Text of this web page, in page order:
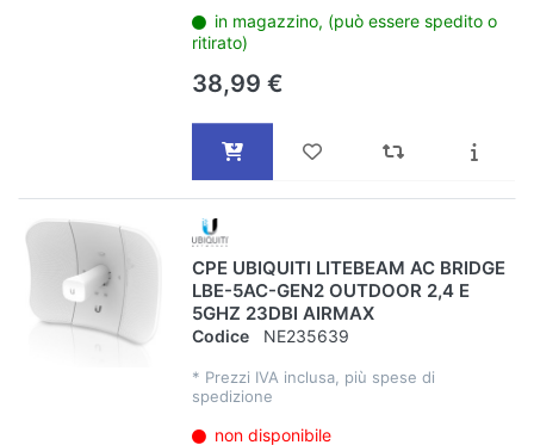
in magazzino, (può essere spedito o
ritirato)
38,99 €
CPE UBIQUITI LITEBEAM AC BRIDGE
LBE-5AC-GEN2 OUTDOOR 2,4 E
5GHZ 23DBI AIRMAX
Codice NE235639
* Prezzi IVA inclusa, più spese di
spedizione
non disponibile